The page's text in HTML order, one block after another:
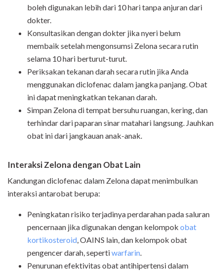
boleh digunakan lebih dari 10 hari tanpa anjuran dari
dokter.
Konsultasikan dengan dokter jika nyeri belum
membaik setelah mengonsumsi Zelona secara rutin
selama 10 hari berturut-turut.
Periksakan tekanan darah secara rutin jika Anda
menggunakan diclofenac dalam jangka panjang. Obat
ini dapat meningkatkan tekanan darah.
Simpan Zelona di tempat bersuhu ruangan, kering, dan
terhindar dari paparan sinar matahari langsung. Jauhkan
obat ini dari jangkauan anak-anak.
Interaksi Zelona dengan Obat Lain
Kandungan diclofenac dalam Zelona dapat menimbulkan
interaksi antarobat berupa:
Peningkatan risiko terjadinya perdarahan pada saluran
pencernaan jika digunakan dengan kelompok obat
kortikosteroid, OAINS lain, dan kelompok obat
pengencer darah, sepertiwarfarin.
Penurunan efektivitas obat antihipertensi dalam